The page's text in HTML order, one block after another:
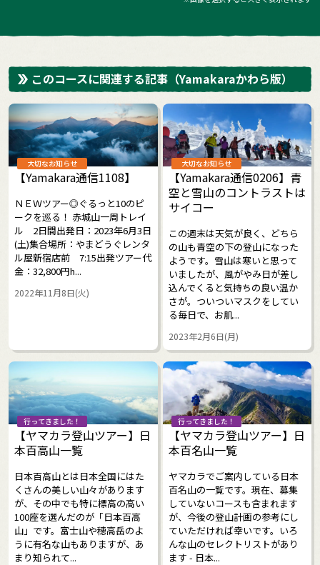
このコースに関連する記事 （Yamakaraかわら版）
大切なお知らせ
【Yamakara通信1108】
ＮＥＷツアー◎ぐるっと10のピ
ークを巡る！ 赤城山一周トレイ
ル 2日間出発日：2023年6月3日
(土)集合場所：やまどうぐレンタ
ル屋新宿店前 7:15出発ツアー代
金：32,800円h...
2022年11月8日(火)
大切なお知らせ
【Yamakara通信0206】青
空と雪山のコントラストは
サイコー
この週末は天気が良く、どちら
の山も青空の下の登山になった
ようです。雪山は寒いと思って
いましたが、風がやみ日が差し
込んでくると気持ちの良い温か
さが。ついついマスクをしてい
る毎日で、お肌...
2023年2月6日(月)
行ってきました！
【ヤマカラ登山ツアー】日
本百高山一覧
日本百高山とは日本全国にはた
くさんの美しい山々があります
が、その中でも特に標高の高い
100座を選んだのが「日本百高
山」です。富士山や穂高岳のよ
うに有名な山もありますが、あ
まり知られて...
行ってきました！
【ヤマカラ登山ツアー】日
本百名山一覧
ヤマカラでご案内している日本
百名山の一覧です。現在、募集
していないコースも含まれます
が、今後の登山計画の参考にし
ていただければ幸いです。いろ
んな山のセレクトリストがあり
ます - 日本...